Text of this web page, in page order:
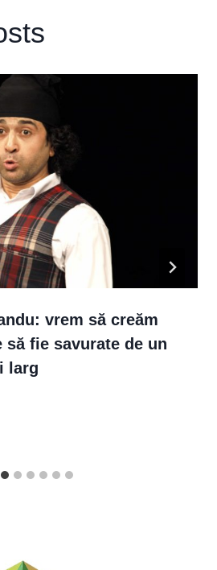
vrem să creăm
să fie savurate de un
larg